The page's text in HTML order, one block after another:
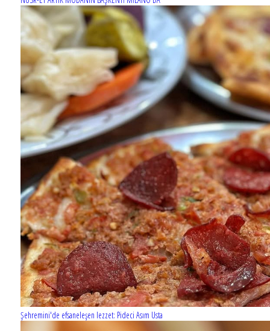
Şehremini'de efsaneleşen lezzet: Pideci Asım Usta